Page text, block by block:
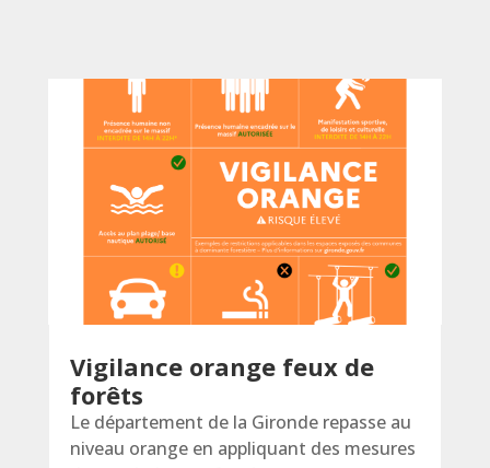
Vigilance orange feux de
forêts
Le département de la Gironde repasse au
niveau orange en appliquant des mesures